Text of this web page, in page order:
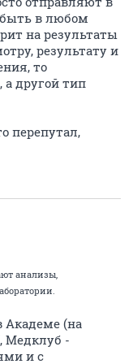
в любом
на результаты
результату и
то
а другой тип
перепутал,
анализы,
(на
Медклуб -
и с